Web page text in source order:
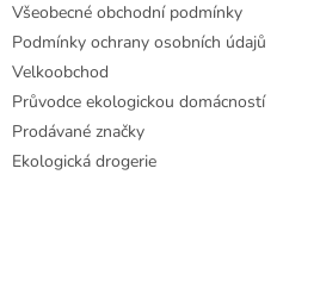
Všeobecné obchodní podmínky
Podmínky ochrany osobních údajů
Velkoobchod
Průvodce ekologickou domácností
Prodávané značky
Ekologická drogerie